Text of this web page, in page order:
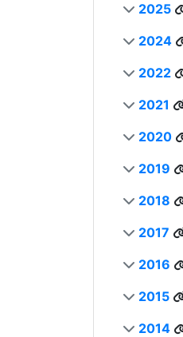
2025
2024
2022
2021
2020
2019
2018
2017
2016
2015
2014